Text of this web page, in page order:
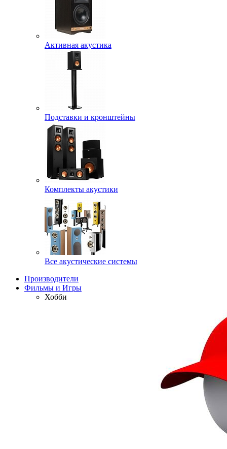
Активная акустика
Подставки и кронштейны
Комплекты акустики
Все акустические системы
Производители
Фильмы и Игры
Хобби